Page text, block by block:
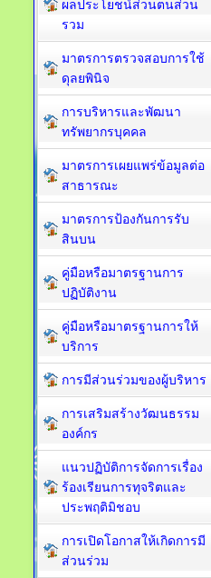
ผลประโยชน์ส่วนตนส่วน
รวม
มาตรการตรวจสอบการใช้
ดุลยพินิจ
การบริหารและพัฒนา
ทรัพยากรบุคคล
มาตรการเผยแพร่ข้อมูลต่อ
สาธารณะ
มาตรการป้องกันการรับ
สินบน
คู่มือหรือมาตรฐานการ
ปฏิบัติงาน
คู่มือหรือมาตรฐานการให้
บริการ
การมีส่วนร่วมของผู้บริหาร
การเสริมสร้างวัฒนธรรม
องค์กร
แนวปฏิบัติการจัดการเรื่อง
ร้องเรียนการทุจริตและ
ประพฤติมิชอบ
การเปิดโอกาสให้เกิดการมี
ส่วนร่วม